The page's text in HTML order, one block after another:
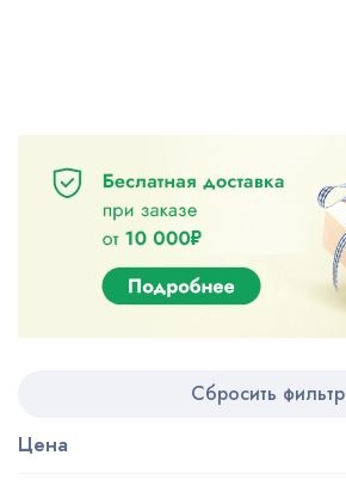
Сбросить фильтр
Цена